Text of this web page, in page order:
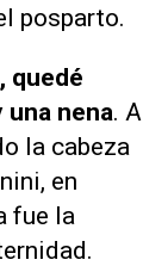
posparto.
quedé
una nena. A
la cabeza
en
fue la